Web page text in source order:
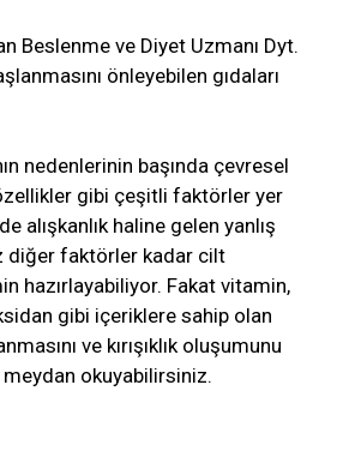
Beslenme ve Diyet Uzmanı Dyt.
önleyebilen gıdaları
nedenlerinin başında çevresel
gibi çeşitli faktörler yer
alışkanlık haline gelen yanlış
diğer faktörler kadar cilt
hazırlayabiliyor. Fakat vitamin,
gibi içeriklere sahip olan
ve kırışıklık oluşumunu
okuyabilirsiniz.